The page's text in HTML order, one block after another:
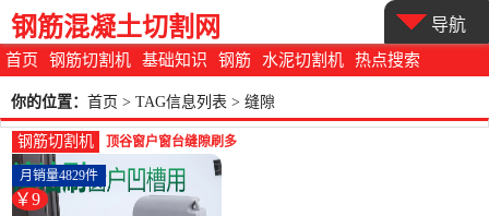
首页 钢筋切割机 基础知识 钢筋 水泥切割机 热点搜索
钢筋混凝土切割网 导航
你的位置： 首页 > TAG信息列表 > 缝隙
钢筋切割机
顶谷窗户窗台缝隙刷多
功能清洁神器角落死角
凹槽门窗窗-钢筋切割工
具(顶谷家居专营店仅售
￥9
月销量4829件